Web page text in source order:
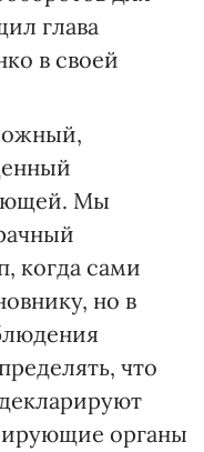
глава
в своей
Мы
когда сами
но в
что
органы